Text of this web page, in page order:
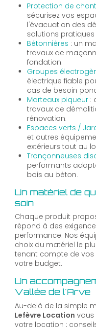
Protection de
sécurisez vos
l'évacuation des
solutions
Bétonnières : un
travaux de
fondation.
Groupes
électrique fiable
cas de besoin
Marteaux piqueur :
travaux de
rénovation.
Espaces verts /
et autres
extérieurs tout au
Tronçonneuses
performants
bois au béton.
Un matériel de
soin
Chaque produit
répond à des
performance. Nos
choix du matériel le
tenant compte de
votre budget.
Un
Vallée de l'Arve
Au-delà de la simple
Lefèvre Location
votre location :